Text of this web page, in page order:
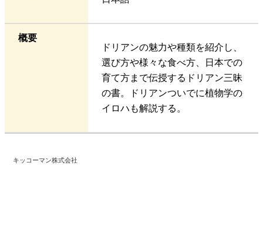
概要
ドリアンの魅力や種類を紹介し、
選び方や様々な食べ方、日本での
育て方まで伝授するドリアン三昧
の書。ドリアンついでに植物学の
イロハも解説する。
キッコーマン株式会社